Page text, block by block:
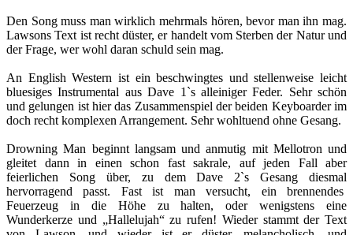
Den Song muss man wirklich mehrmals hören, bevor man ihn mag.
Lawsons Text ist recht düster, er handelt vom Sterben der Natur und
der Frage, wer wohl daran schuld sein mag.
An English Western ist ein beschwingtes und stellenweise leicht
bluesiges Instrumental aus Dave 1`s alleiniger Feder. Sehr schön
und gelungen ist hier das Zusammenspiel der beiden Keyboarder im
doch recht komplexen Arrangement. Sehr wohltuend ohne Gesang.
Drowning Man beginnt langsam und anmutig mit Mellotron und
gleitet dann in einen schon fast sakrale, auf jeden Fall aber
feierlichen Song über, zu dem Dave 2`s Gesang diesmal
hervorragend passt. Fast ist man versucht, ein brennendes
Feuerzeug in die Höhe zu halten, oder wenigstens eine
Wunderkerze und „Hallelujah“ zu rufen! Wieder stammt der Text